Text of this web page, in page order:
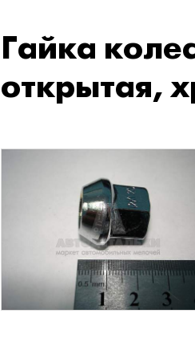
Гайка
открытая,